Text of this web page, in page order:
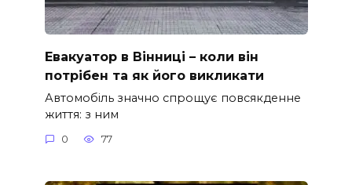
Евакуатор в Вінниці – коли він
потрібен та як його викликати
Автомобіль значно спрощує повсякденне
життя: з ним
0 77